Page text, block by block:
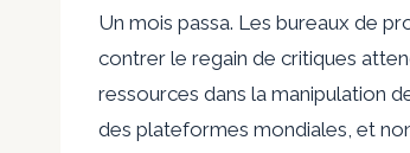
Un mois passa. Les bureaux de
contrer le regain de critiques
ressources dans la manipulation
des plateformes mondiales, et